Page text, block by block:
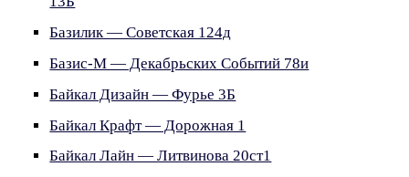
Базилик — Советская 124д
Базис-М — Декабрьских Событий 78и
Байкал Дизайн — Фурье 3Б
Байкал Крафт — Дорожная 1
Байкал Лайн — Литвинова 20ст1